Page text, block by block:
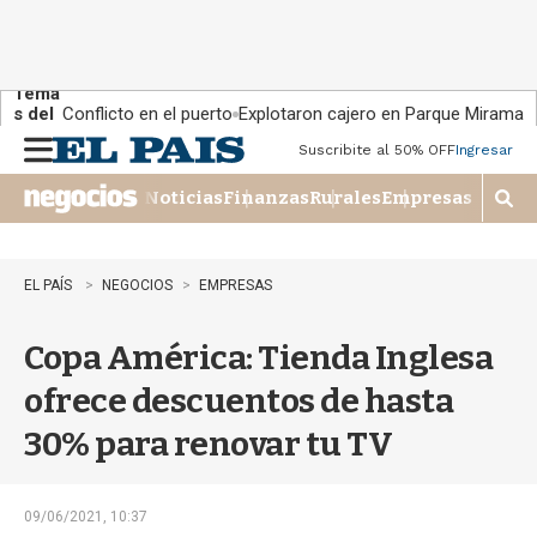
Tema
s del
día:
Conflicto en el puerto Explotaron cajero en Parque Miramar
n
u
Suscribite al 50% OFFIngresar
NoticiasFinanzasRuralesEmpresas
M
o
EL PAÍS NEGOCIOS EMPRESAS
Copa América: Tienda Inglesa
ofrece descuentos de hasta
30% para renovar tu TV
09/06/2021, 10:37